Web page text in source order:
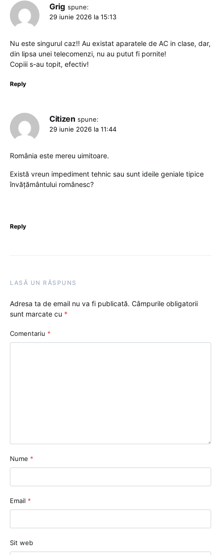
Grig spune:
29 iunie 2026 la 15:13
Nu este singurul caz!! Au existat aparatele de AC in clase, dar,
din lipsa unei telecomenzi, nu au putut fi pornite!
Copiii s-au topit, efectiv!
Reply
Citizen spune:
29 iunie 2026 la 11:44
România este mereu uimitoare.
Există vreun impediment tehnic sau sunt ideile geniale tipice
învățământului românesc?
Reply
LASĂ UN RĂSPUNS
Adresa ta de email nu va fi publicată. Câmpurile obligatorii
sunt marcate cu *
Comentariu *
Nume *
Email *
Sit web